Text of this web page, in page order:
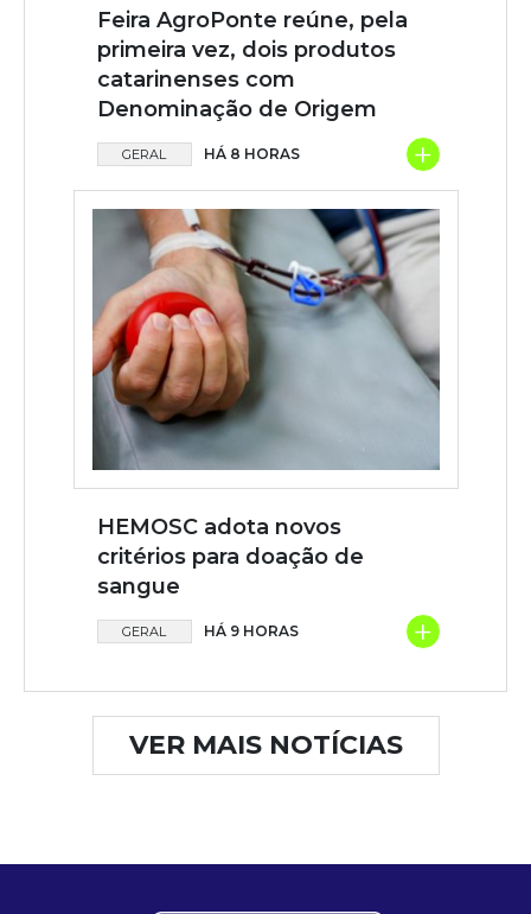
Feira AgroPonte reúne, pela
primeira vez, dois produtos
catarinenses com
Denominação de Origem
GERAL HÁ 8 HORAS +
HEMOSC adota novos
critérios para doação de
sangue
GERAL HÁ 9 HORAS +
VER MAIS NOTÍCIAS